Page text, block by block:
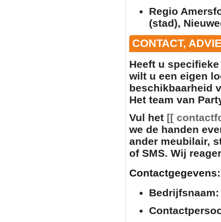
Regio
(stad),
CONTACT,
Heeft u
wilt u een eigen
beschikbaarheid
Het team van
Vul het [[
we de handen
ander meubilair,
of SMS. Wij
Contactgegevens:
Bedrijfsnaam: